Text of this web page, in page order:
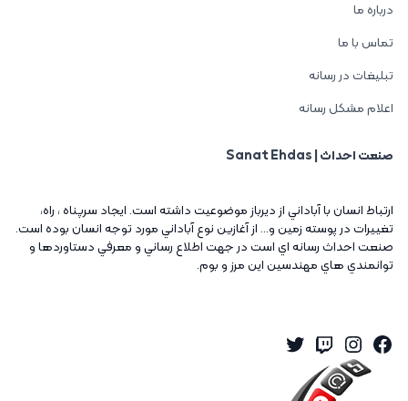
درباره ما
تماس با ما
تبلیغات در رسانه
اعلام مشکل رسانه
صنعت احداث | Sanat Ehdas
ارتباط انسان با آباداني از ديرباز موضوعيت داشته است. ايجاد سرپناه ، راه،
تغييرات در پوسته زمين و... از آغازين نوع آباداني مورد توجه انسان بوده است.
صنعت احداث رسانه اي است در جهت اطلاع رساني و معرفي دستاوردها و
توانمندي هاي مهندسين اين مرز و بوم.
Facebook
Instagram
Twitch
Twitter